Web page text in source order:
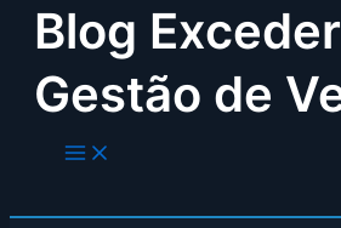
Blog Exceder |
Gestão de